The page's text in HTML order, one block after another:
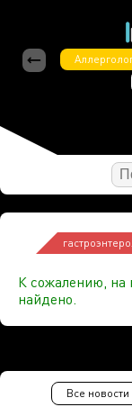
К сожалению, на
найдено.
Все новости